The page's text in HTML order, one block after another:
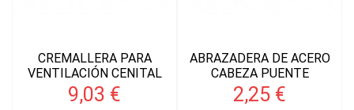
CREMALLERA PARA
VENTILACIÓN CENITAL
9,03 €
ABRAZADERA DE ACERO
CABEZA PUENTE
2,25 €